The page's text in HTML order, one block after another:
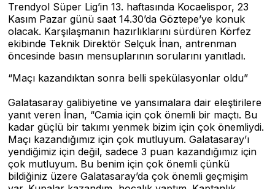
Trendyol Süper Lig’in 13. haftasında Kocaelispor, 23
Kasım Pazar günü saat 14.30’da Göztepe’ye konuk
olacak. Karşılaşmanın hazırlıklarını sürdüren Körfez
ekibinde Teknik Direktör Selçuk İnan, antrenman
öncesinde basın mensuplarının sorularını yanıtladı.
“Maçı kazandıktan sonra belli spekülasyonlar oldu”
Galatasaray galibiyetine ve yansımalara dair eleştirilere
yanıt veren İnan, “Camia için çok önemli bir maçtı. Bu
kadar güçlü bir takımı yenmek bizim için çok önemliydi.
Maçı kazandığımız için çok mutluyum. Galatasaray’ı
yendiğimiz için değil, sadece 3 puan kazandığımız için
çok mutluyum. Bu benim için çok önemli çünkü
bildiğiniz üzere Galatasaray’da çok önemli geçmişim